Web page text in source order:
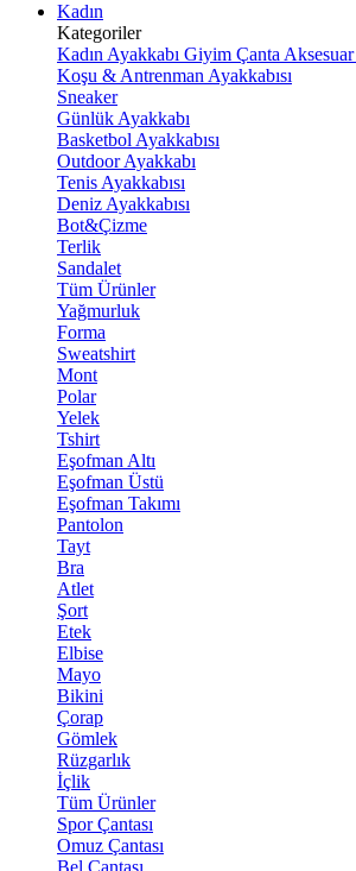
Kadın
Kategoriler
Kadın Ayakkabı Giyim Çanta Aksesuar
Koşu & Antrenman Ayakkabısı
Sneaker
Günlük Ayakkabı
Basketbol Ayakkabısı
Outdoor Ayakkabı
Tenis Ayakkabısı
Deniz Ayakkabısı
Bot&Çizme
Terlik
Sandalet
Tüm Ürünler
Yağmurluk
Forma
Sweatshirt
Mont
Polar
Yelek
Tshirt
Eşofman Altı
Eşofman Üstü
Eşofman Takımı
Pantolon
Tayt
Bra
Atlet
Şort
Etek
Elbise
Mayo
Bikini
Çorap
Gömlek
Rüzgarlık
İçlik
Tüm Ürünler
Spor Çantası
Omuz Çantası
Bel Çantası